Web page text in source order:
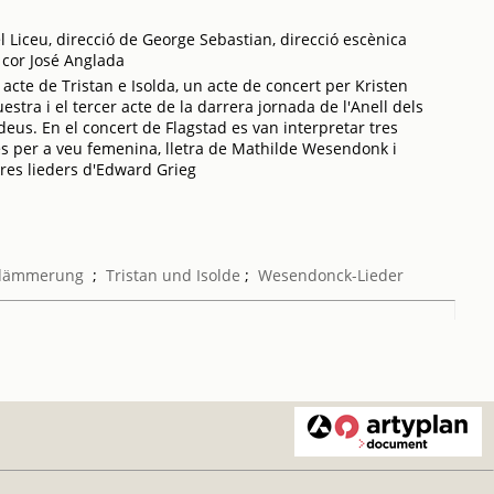
direcció de George Sebastian, direcció escènica
José Anglada
de Tristan e Isolda, un acte de concert per Kristen
i el tercer acte de la darrera jornada de l'Anell dels
En el concert de Flagstad es van interpretar tres
per a veu femenina, lletra de Mathilde Wesendonk i
lieders d'Edward Grieg
; Tristan und Isolde ; Wesendonck-Lieder